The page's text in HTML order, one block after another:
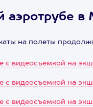
аэротрубе в
на полеты
с видеосъемкой на
с видеосъемкой на
с видеосъемкой на